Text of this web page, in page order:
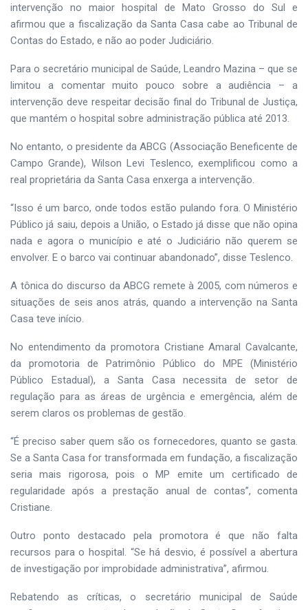
intervenção no maior hospital de Mato Grosso do Sul e
afirmou que a fiscalização da Santa Casa cabe ao Tribunal de
Contas do Estado, e não ao poder Judiciário.
Para o secretário municipal de Saúde, Leandro Mazina – que se
limitou a comentar muito pouco sobre a audiência – a
intervenção deve respeitar decisão final do Tribunal de Justiça,
que mantém o hospital sobre administração pública até 2013.
No entanto, o presidente da ABCG (Associação Beneficente de
Campo Grande), Wilson Levi Teslenco, exemplificou como a
real proprietária da Santa Casa enxerga a intervenção.
“Isso é um barco, onde todos estão pulando fora. O Ministério
Público já saiu, depois a União, o Estado já disse que não opina
nada e agora o município e até o Judiciário não querem se
envolver. E o barco vai continuar abandonado”, disse Teslenco.
A tônica do discurso da ABCG remete à 2005, com números e
situações de seis anos atrás, quando a intervenção na Santa
Casa teve início.
No entendimento da promotora Cristiane Amaral Cavalcante,
da promotoria de Patrimônio Público do MPE (Ministério
Público Estadual), a Santa Casa necessita de setor de
regulação para as áreas de urgência e emergência, além de
serem claros os problemas de gestão.
“É preciso saber quem são os fornecedores, quanto se gasta.
Se a Santa Casa for transformada em fundação, a fiscalização
seria mais rigorosa, pois o MP emite um certificado de
regularidade após a prestação anual de contas”, comenta
Cristiane.
Outro ponto destacado pela promotora é que não falta
recursos para o hospital. “Se há desvio, é possível a abertura
de investigação por improbidade administrativa”, afirmou.
Rebatendo as críticas, o secretário municipal de Saúde